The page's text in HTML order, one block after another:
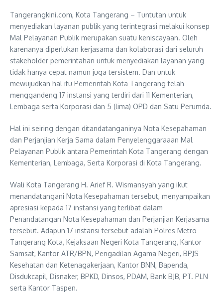
Tangerangkini.com, Kota Tangerang – Tuntutan untuk
menyediakan layanan publik yang terintegrasi melakui konsep
Mal Pelayanan Publik merupakan suatu keniscayaan. Oleh
karenanya diperlukan kerjasama dan kolaborasi dari seluruh
stakeholder pemerintahan untuk menyediakan layanan yang
tidak hanya cepat namun juga tersistem. Dan untuk
mewujudkan hal itu Pemerintah Kota Tangerang telah
menggandeng 17 instansi yang terdiri dari 11 Kementerian,
Lembaga serta Korporasi dan 5 (lima) OPD dan Satu Perumda.
Hal ini seiring dengan ditandatanganinya Nota Kesepahaman
dan Perjanjian Kerja Sama dalam Penyelenggaraaan Mal
Pelayanan Publik antara Pemerintah Kota Tangerang dengan
Kementerian, Lembaga, Serta Korporasi di Kota Tangerang.
Wali Kota Tangerang H. Arief R. Wismansyah yang ikut
menandatangani Nota Kesepahaman tersebut, menyampaikan
apresiasi kepada 17 instansi yang terlibat dalam
Penandatangan Nota Kesepahaman dan Perjanjian Kerjasama
tersebut. Adapun 17 instansi tersebut adalah Polres Metro
Tangerang Kota, Kejaksaan Negeri Kota Tangerang, Kantor
Samsat, Kantor ATR/BPN, Pengadilan Agama Negeri, BPJS
Kesehatan dan Ketenagakerjaan, Kantor BNN, Bapenda,
Disdukcapil, Disnaker, BPKD, Dinsos, PDAM, Bank BJB, PT. PLN
serta Kantor Taspen.